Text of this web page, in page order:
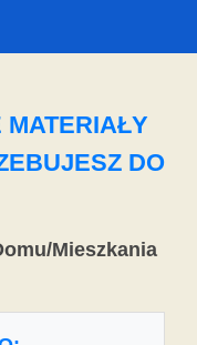
DO
Mieszkania